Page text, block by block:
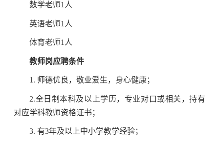
数学老师1人
英语老师1人
体育老师1人
教师岗应聘条件
1. 师德优良，敬业爱生，身心健康；
2.全日制本科及以上学历，专业对口或相关，持有
对应学科教师资格证书；
3. 有3年及以上中小学教学经验；